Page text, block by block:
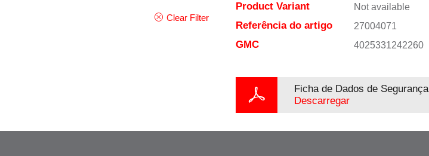
Clear Filter
Product Variant Not available
Referência do artigo 27004071
GMC 4025331242260
Ficha de Dados de Segurança
Descarregar